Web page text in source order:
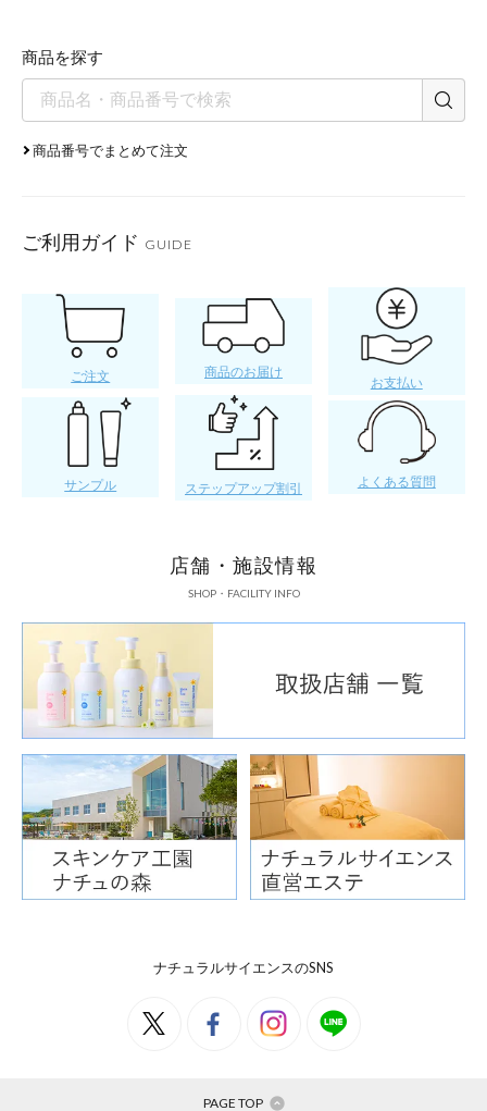
商品を探す
商品番号でまとめて注文
ご利用ガイド GUIDE
ご注文 商品のお届け
お支払い
サンプル ステップアップ割引 よくある質問
店舗・施設情報
SHOP・FACILITY INFO
ナチュラルサイエンスのSNS
PAGE TOP